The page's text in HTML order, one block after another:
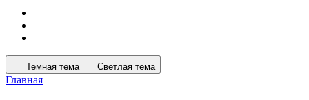
Темная тема Светлая тема
Главная